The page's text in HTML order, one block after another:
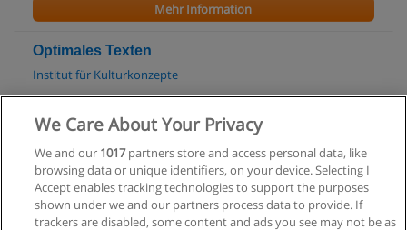
Mehr Information
Optimales Texten
Institut für Kulturkonzepte
Mehr Information
Bachelor Konservierung und Restaurierung
Akademie der Bildenden Künste Wien
Mehr Information
We Care About Your Privacy
We and our 1017partners store and access personal data, like
browsing data or unique identifiers, on your device. Selecting I
Accept enables tracking technologies to support the purposes
shown under we and our partners process data to provide. If
trackers are disabled, some content and ads you see may not be as